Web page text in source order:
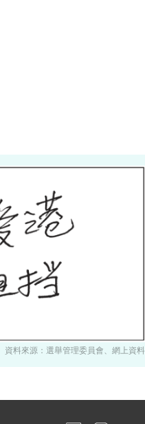
資料來源：選舉管理委員會、網上資料